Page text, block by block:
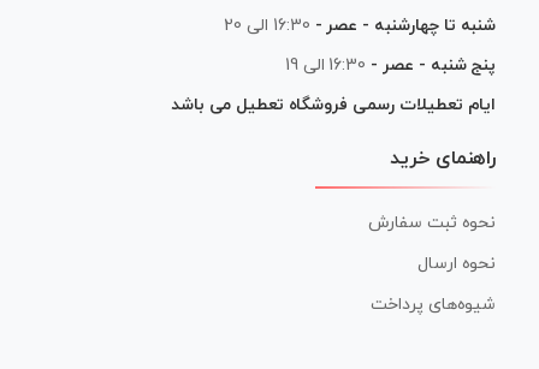
شنبه تا چهارشنبه - عصر - 16:30 الی 20
پنج شنبه - عصر - 16:30 الی 19
ایام تعطیلات رسمی فروشگاه تعطیل می باشد
راهنمای خرید
نحوه ثبت سفارش
نحوه ارسال
شیوه‌های پرداخت